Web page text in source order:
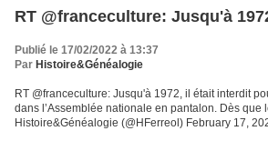
RT @franceculture: Jusqu'à
Publié le 17/02/2022 à 13:37
Par Histoire&Généalogie
RT @franceculture: Jusqu'à 1972, il était interdit
dans l’Assemblée nationale en pantalon. Dès que
Histoire&Généalogie (@HFerreol) February 17,